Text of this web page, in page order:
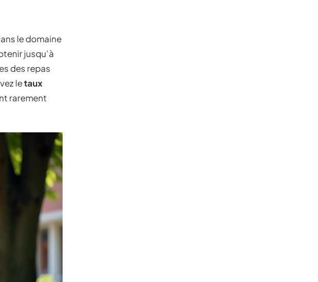
le domaine
jusqu’à
des repas
letaux
rarement